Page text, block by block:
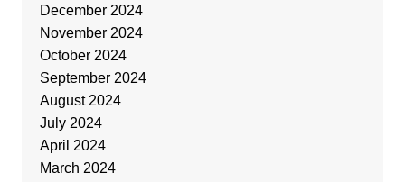
December 2024
November 2024
October 2024
September 2024
August 2024
July 2024
April 2024
March 2024